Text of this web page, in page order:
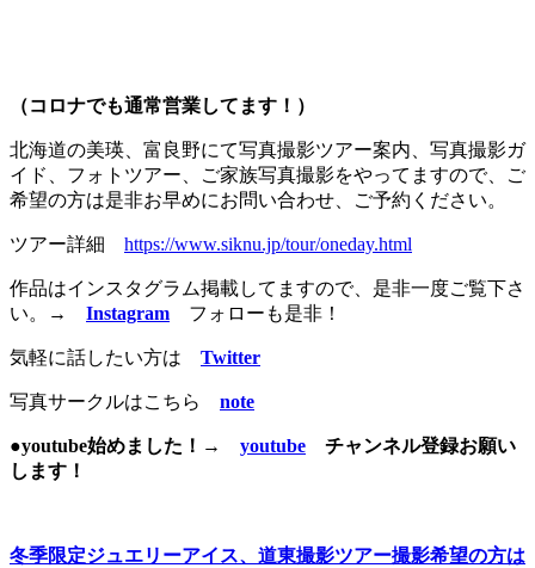
（コロナでも通常営業してます！）
北海道の美瑛、富良野にて写真撮影ツアー案内、写真撮影ガ
イド、フォトツアー、ご家族写真撮影をやってますので、ご
希望の方は是非お早めにお問い合わせ、ご予約ください。
ツアー詳細 https://www.siknu.jp/tour/oneday.html
作品はインスタグラム掲載してますので、是非一度ご覧下さ
い。
→ Instagram フォローも是非！
気軽に話したい方は Twitter
写真サークルはこちら note
●youtube始めました！→ youtube チャンネル登録お願い
します！
冬季限定ジュエリーアイス、道東撮影ツアー撮影希望の方は